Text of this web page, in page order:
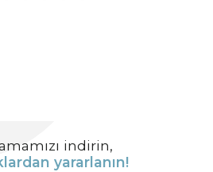
indirin,
yararlanın!